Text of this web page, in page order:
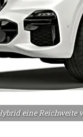
eine Reichweite